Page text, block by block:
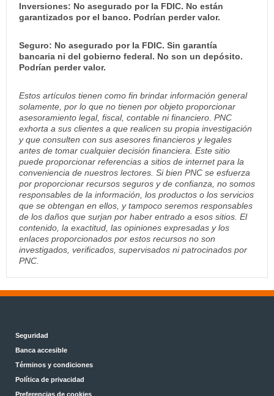
Inversiones: No asegurado por la FDIC. No están
garantizados por el banco. Podrían perder valor.
Seguro: No asegurado por la FDIC. Sin garantía
bancaria ni del gobierno federal. No son un depósito.
Podrían perder valor.
Estos artículos tienen como fin brindar información general
solamente, por lo que no tienen por objeto proporcionar
asesoramiento legal, fiscal, contable ni financiero. PNC
exhorta a sus clientes a que realicen su propia investigación
y que consulten con sus asesores financieros y legales
antes de tomar cualquier decisión financiera. Este sitio
puede proporcionar referencias a sitios de internet para la
conveniencia de nuestros lectores. Si bien PNC se esfuerza
por proporcionar recursos seguros y de confianza, no somos
responsables de la información, los productos o los servicios
que se obtengan en ellos, y tampoco seremos responsables
de los daños que surjan por haber entrado a esos sitios. El
contenido, la exactitud, las opiniones expresadas y los
enlaces proporcionados por estos recursos no son
investigados, verificados, supervisados ni patrocinados por
PNC.
Seguridad
Banca accesible
Términos y condiciones
Política de privacidad
Preferencias de cookies